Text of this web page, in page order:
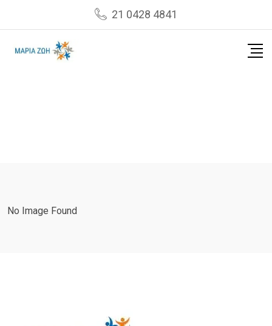
21 0428 4841
No Image Found